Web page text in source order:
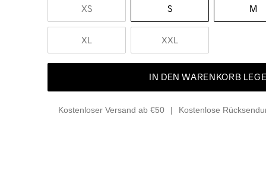
XS S M
XL XXL
IN DEN WARENKORB
Kostenloser Versand ab €50 Kostenlose